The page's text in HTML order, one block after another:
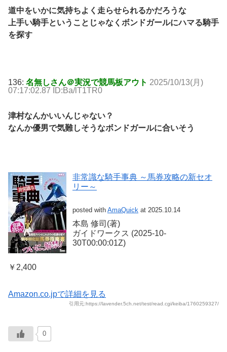
道中をいかに気持ちよく走らせられるかだろうな
上手い騎手ということじゃなくボンドガールにハマる騎手
を探す
136: 名無しさん＠実況で競馬板アウト 2025/10/13(月)
07:17:02.87 ID:Ba/lT1TR0
津村なんかいいんじゃない？
なんか優男で気難しそうなボンドガールに合いそう
非常識な騎手事典 ～馬券攻略の新セオ
リー～
posted with AmaQuick at 2025.10.14
本島 修司(著)
ガイドワークス (2025-10-
30T00:00:01Z)
￥2,400
Amazon.co.jpで詳細を見る
引用元:https://lavender.5ch.net/test/read.cgi/keiba/1760259327/
0